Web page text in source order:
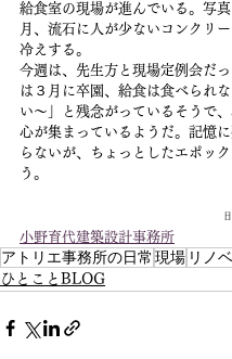
給食室の現場が進んでいる。写真
月、流石に人が少ないコンクリ
冷えする。
今週は、先生方と現場定例会だ
は３月に卒園、給食は食べられ
い〜」と残念がっているそうで
心が集まっているようだ。記憶
らないが、ちょっとしたエポッ
う。
小野育代建築設計事務所
アトリエ事務所の日常 現場 リノ
ひとことBLOG